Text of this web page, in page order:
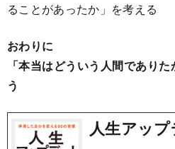
ることがあったか」を考える
おわりに
「本当はどういう人間であり
う
人生アッ